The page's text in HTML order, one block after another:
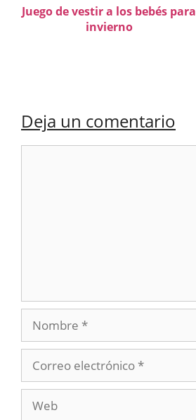
Juego de vestir a los bebés para
invierno
Deja un comentario
Nombre
electrónico